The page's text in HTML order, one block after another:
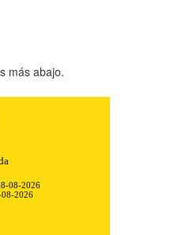
más abajo.
completa del
08-2026